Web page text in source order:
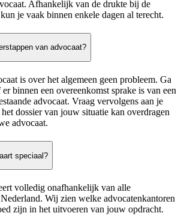
Afhankelijk van de drukte bij de
je vaak binnen enkele dagen al terecht.
van advocaat?
is over het algemeen geen probleem. Ga
binnen een overeenkomst sprake is van een
advocaat. Vraag vervolgens aan je
dossier van jouw situatie kan overdragen
advocaat.
speciaal?
volledig onafhankelijk van alle
Wij zien welke advocatenkantoren
zijn in het uitvoeren van jouw opdracht.